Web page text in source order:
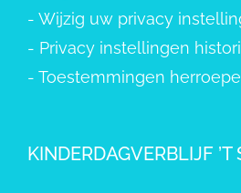
- Wijzig uw privacy
- Privacy instellingen
- Toestemmingen
KINDERDAGVERBLIJF ’T